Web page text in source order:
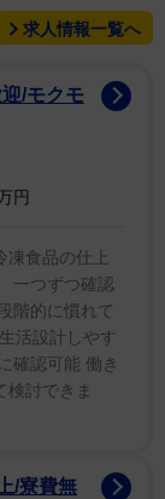
提案される
くりしたい
ナはドラマ
オールラウン
手になるつも
はある意味、
ソングを歌え
は１人の人間
た。フルタイ
求人情報一覧へ
/モクモ
円
食品の仕上
一つずつ確認
階的に慣れて
活設計しやす
確認可能 働き
検討できま
/寮費無